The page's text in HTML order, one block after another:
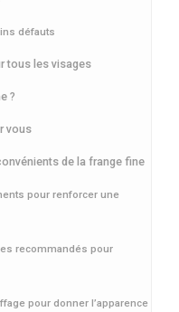
défauts
tous les visages
?
vous
de la frange fine
pour renforcer une
recommandés pour
pour donner l’apparence